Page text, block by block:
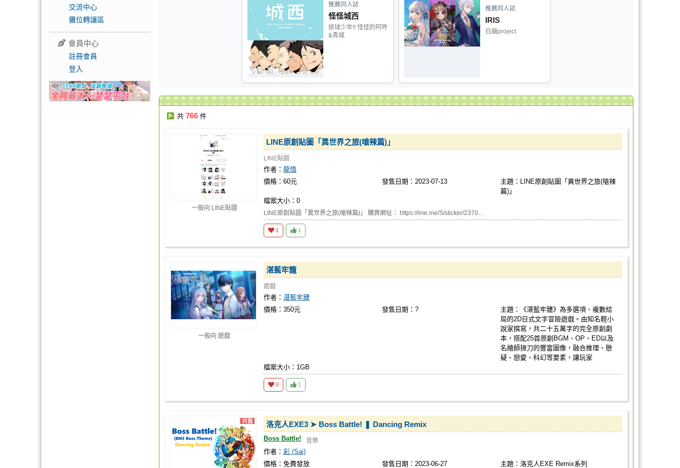
交流中心
攤位轉讓區
會員中心
註冊會員
登入
推薦同人誌
怪怪城西
排球少年!! 怪怪的阿吽
&青城
推薦同人誌
IRIS
白貓project
共 766 件
一般向 LINE貼圖
LINE原創貼圖「異世界之旅(嗆辣篇)」
LINE貼圖
作者： 龍悟
價格：60元
發售日期：2023-07-13
主題：LINE原創貼圖「異世界之旅(嗆辣
篇)」
檔案大小：0
LINE原創貼圖「異世界之旅(嗆辣篇)」 購買網址： https://line.me/S/sticker/2370…
1 1
一般向 遊戲
湛藍牢籠
遊戲
作者： 湛藍牢籠
價格：350元
發售日期：?
主題：《湛藍牢籠》為多選項、複數結
局的2D日式文字冒險遊戲。由知名輕小
說家撰寫，共二十五萬字的完全原創劇
本，搭配25首原創BGM、OP、ED以及
名繪師操刀的豐富圖像，融合推理、懸
疑、戀愛、科幻等要素，讓玩家
檔案大小：1GB
0 1
洛克人EXE3 ➤ Boss Battle! ❚ Dancing Remix
Boss Battle! 音樂
作者： 彩 (Sai)
價格：免費發放
發售日期：2023-06-27
主題：洛克人EXE Remix系列